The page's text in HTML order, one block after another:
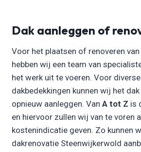
Dak aanleggen of
Voor het plaatsen of renoveren
hebben wij een team van
het werk uit te voeren. Voor
dakbedekkingen kunnen wij het
opnieuw aanleggen. Van A tot Z is
en hiervoor zullen wij van te voren
kostenindicatie geven. Zo kunnen
dakrenovatie Steenwijkerwold